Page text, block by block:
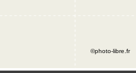
©photo-libre.fr